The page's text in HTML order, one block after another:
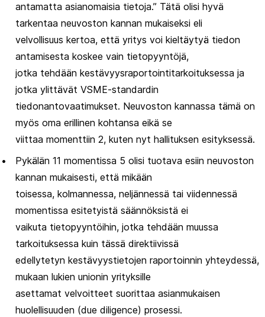
antamatta asianomaisia tietoja.” Tätä olisi hyvä
tarkentaa neuvoston kannan mukaiseksi eli
velvollisuus kertoa, että yritys voi kieltäytyä tiedon
antamisesta koskee vain tietopyyntöjä,
jotka tehdään kestävyysraportointitarkoituksessa ja
jotka ylittävät VSME-standardin
tiedonantovaatimukset. Neuvoston kannassa tämä on
myös oma erillinen kohtansa eikä se
viittaa momenttiin 2, kuten nyt hallituksen esityksessä.
Pykälän 11 momentissa 5 olisi tuotava esiin neuvoston
kannan mukaisesti, että mikään
toisessa, kolmannessa, neljännessä tai viidennessä
momentissa esitetyistä säännöksistä ei
vaikuta tietopyyntöihin, jotka tehdään muussa
tarkoituksessa kuin tässä direktiivissä
edellytetyn kestävyystietojen raportoinnin yhteydessä,
mukaan lukien unionin yrityksille
asettamat velvoitteet suorittaa asianmukaisen
huolellisuuden (due diligence) prosessi.